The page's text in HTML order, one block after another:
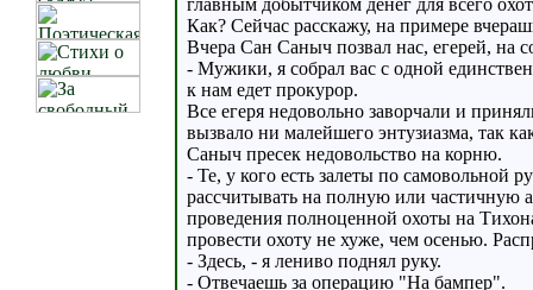
главным добытчиком денег для всего
Как? Сейчас расскажу, на примере
Вчера Сан Саныч позвал нас, егерей, на
- Мужики, я собрал вас с одной
к нам едет прокурор.
Все егеря недовольно заворчали и
вызвало ни малейшего энтузиазма, так
Саныч пресек недовольство на корню.
- Те, у кого есть залеты по самовольной
рассчитывать на полную или частичную
проведения полноценной охоты на
провести охоту не хуже, чем осенью.
- Здесь, - я лениво поднял руку.
- Отвечаешь за операцию "На бампер".